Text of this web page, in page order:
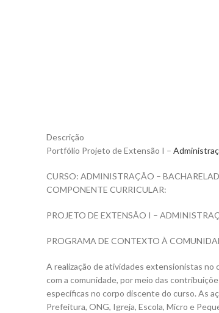
Descrição
Portfólio Projeto de Extensão I –
CURSO: ADMINISTRAÇÃO –
COMPONENTE CURRICULAR:
PROJETO DE EXTENSÃO I –
PROGRAMA DE CONTEXTO À
A realização de atividades extensionistas
com a comunidade, por meio das
específicas no corpo discente do curso. As
Prefeitura, ONG, Igreja, Escola, Micro e